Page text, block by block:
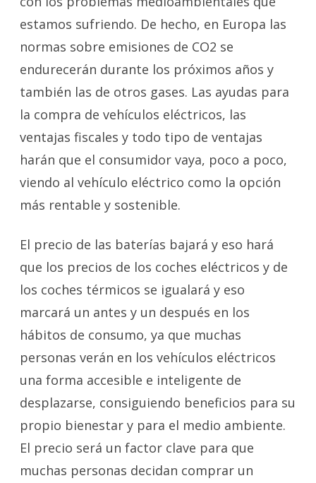
estamos sufriendo. De hecho, en Europa las
normas sobre emisiones de CO2 se
endurecerán durante los próximos años y
también las de otros gases. Las ayudas para
la compra de vehículos eléctricos, las
ventajas fiscales y todo tipo de ventajas
harán que el consumidor vaya, poco a poco,
viendo al vehículo eléctrico como la opción
más rentable y sostenible.
El precio de las baterías bajará y eso hará
que los precios de los coches eléctricos y de
los coches térmicos se igualará y eso
marcará un antes y un después en los
hábitos de consumo, ya que muchas
personas verán en los vehículos eléctricos
una forma accesible e inteligente de
desplazarse, consiguiendo beneficios para su
propio bienestar y para el medio ambiente.
El precio será un factor clave para que
muchas personas decidan comprar un